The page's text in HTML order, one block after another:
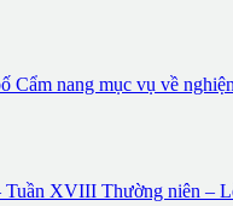
Cẩm nang mục vụ về
XVIII Thường niên –